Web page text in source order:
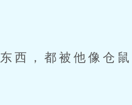
西，都被他像仓鼠